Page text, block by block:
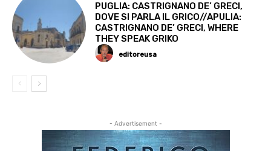
PUGLIA: CASTRIGNANO DE’ GRECI,
DOVE SI PARLA IL GRICO//APULIA:
CASTRIGNANO DE’ GRECI, WHERE
THEY SPEAK GRIKO
editoreusa
- Advertisement -